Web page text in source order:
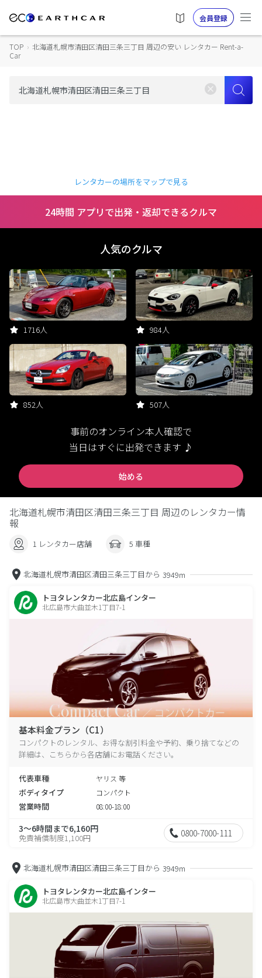
会員登録
TOP › 北海道札幌市清田区清田三条三丁目 周辺の安い レンタカー Rent-a-
Car
レンタカーの場所をマップで見る
24時間 アプリで出発・返却できるクルマ
人気のクルマ
1716人 984人
852人 507人
事前のオンライン本人確認で
当日はすぐに出発できます ♪
始める
北海道札幌市清田区清田三条三丁目 周辺のレンタカー情
報
1 レンタカー店舗 5 車種
北海道札幌市清田区清田三条三丁目から 3949m
トヨタレンタカー北広島インター
北広島市大曲並木1丁目7-1
基本料金プラン（C1）
コンパクトのレンタル、お得な割引料金や予約、乗り捨てなどの
詳細は、こちらから各店舗にお電話ください。
代表車種 ヤリス 等
ボディタイプ コンパクト
営業時間 08:00-18:00
3～6時間まで6,160円
免責補償制度1,100円 0800-7000-111
北海道札幌市清田区清田三条三丁目から 3949m
トヨタレンタカー北広島インター
北広島市大曲並木1丁目7-1